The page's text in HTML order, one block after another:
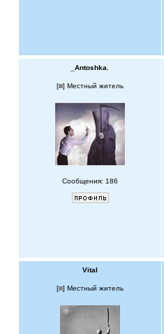
_Antoshka.
[ ] Местный житель
Сообщения: 186
Vital
[ ] Местный житель